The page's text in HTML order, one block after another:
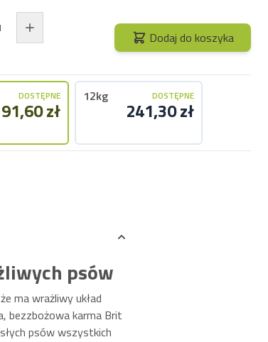
Dodaj do koszyka
DOSTĘPNE
91,60 zł
12kg DOSTĘPNE
241,30 zł
psów
ma wrażliwy układ
bezzbożowa karma Brit
psów wszystkich